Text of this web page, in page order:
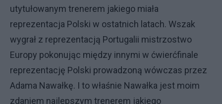
utytułowanym trenerem jakiego miała
reprezentacja Polski w ostatnich latach. Wszak
wygrał z reprezentacją Portugalii mistrzostwo
Europy pokonując między innymi w ćwierćfinale
reprezentację Polski prowadzoną wówczas przez
Adama Nawałkę. I to właśnie Nawałka jest moim
zdaniem najlepszym trenerem jakiego